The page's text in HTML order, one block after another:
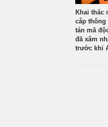
Khai thác
cắp thông
tán mã
đã xâm
trước khi